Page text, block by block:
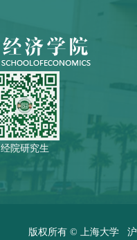
经院研究生
版权所有 © 上海大学